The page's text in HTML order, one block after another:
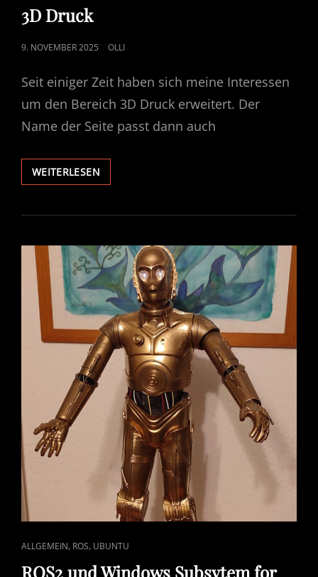
LINKS
3D Druck
POSTED
9. NOVEMBER 2025 OLLI
Seit einiger Zeit haben sich meine Interessen
um den Bereich 3D Druck erweitert. Der
Name der Seite passt dann auch
WEITERLESEN3D
DRUCK
CAT
LINKS
ALLGEMEIN, ROS, UBUNTU
ROS2 und Windows Subsytem for